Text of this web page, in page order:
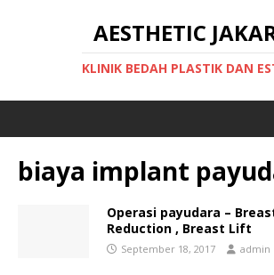
AESTHETIC
KLINIK BEDAH PLASTIK DAN
biaya implant
Operasi payudara –
Reduction , Breast Lift
September 18, 2017 admin